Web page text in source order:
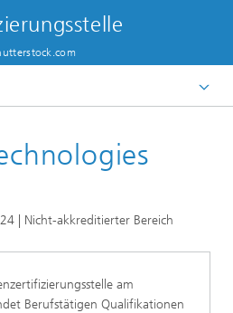
| Nicht-akkreditierter Bereich
am
Berufstätigen Qualifikationen